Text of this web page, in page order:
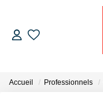
Accueil Professionnels